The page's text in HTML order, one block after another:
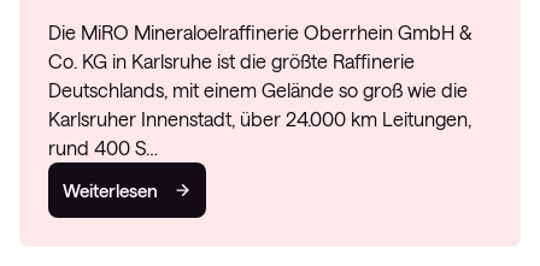
Die MiRO Mineraloelraffinerie Oberrhein GmbH &
Co. KG in Karlsruhe ist die größte Raffinerie
Deutschlands, mit einem Gelände so groß wie die
Karlsruher Innenstadt, über 24.000 km Leitungen,
rund 400 S…
Weiterlesen